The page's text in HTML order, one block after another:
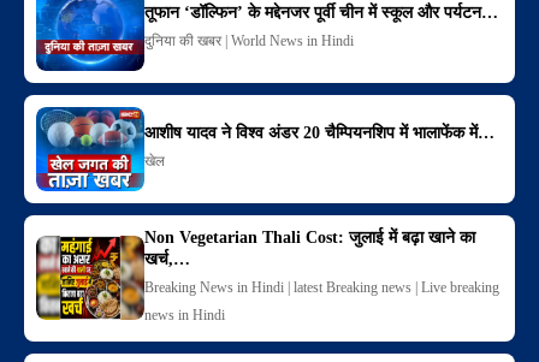
तूफान ‘डॉल्फिन’ के मद्देनजर पूर्वी चीन में स्कूल और पर्यटन…
दुनिया की खबर | World News in Hindi
आशीष यादव ने विश्व अंडर 20 चैम्पियनशिप में भालाफेंक में…
खेल
Non Vegetarian Thali Cost: जुलाई में बढ़ा खाने का
खर्च,…
Breaking News in Hindi | latest Breaking news | Live breaking
news in Hindi